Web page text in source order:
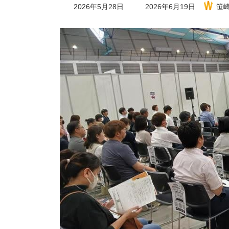
2026年5月28日
最
終
新
日
時
:
2026年6月19日 笹